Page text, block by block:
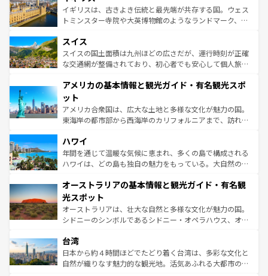
らに、パリ以外の地域にも魅力が溢れており、どの街角に
も豊かな歴史と文化が息づいている。パリ以外の個性あふ
を参照してほしい。
ルリンの文化的活気、バイエルン州のアルプスの絶景、そ
してライン川沿いのワイン畑といった風景は必見。ビール
は、お酒好きな人にはぜひ体験してほしい。 なお、新着の
ドイツ情報はコンテンツ一覧を参照してほしい。
イギリスは、古きよき伝統と最先端が共存する国。ウェス
トミンスター寺院や大英博物館のようなランドマーク、歴
リアごとに異なる魅力がある。また、優雅なアフタヌーン
ティー、ビール好きにはたまらない英国パブ、サッカー観
戦など、本場だからこそできる体験も豊富。イギリスを旅
ンツ一覧を参照してほしい。
スイス
スイスの国土面積は九州ほどの広さだが、運行時刻が正確
な交通網が整備されており、初心者でも安心して個人旅行
の建物がそのまま残る町や、スイスならではのユニークな
博物館もあり、アルプス観光だけでなく町歩きも満喫する
ことができる。国民の所得が高いため物価も高いが、旅行
者向けの交通パス提供のサービスもあり、うまく活用すれ
着のスイス情報は
アメリカの基本情報と観光ガイド・有名観光スポ
ット
アメリカ合衆国は、広大な土地と多様な文化が魅力の国。
東海岸の都市部から西海岸のカリフォルニアまで、訪れる
のような巨大都市は、観光、ショッピング、エンターテイ
ンメントが詰まった刺激的なスポットだ。一方、アメリカ
西部には大自然が広がり、グランドキャニオンやイエロー
部のニューオーリンズでは、音楽と美食が融合した独特の
文化が魅力。旅行者はアメリカの各地域で異なる魅力を楽
しみながら、その多様性と豊かな歴史を感じることができ
るだろう。車でのロードトリップや列車の旅も、アメリカ
情報は
ハワイ
年間を通じて温暖な気候に恵まれ、多くの島で構成される
ハワイは、どの島も独自の魅力をもっている。大自然の神
ワイ島は見逃せない。また、定番の観光地といえばオアフ
島だが、静かな自然を求めるならマウイ島やカウアイ島が
おすすめ。エメラルドグリーンに輝く海をはじめ、豊かな
文化や歴史が息づいている。「アロハスピリット」と呼ば
人々、おいしいローカルフードやハワイアンミュージッ
ク、伝統的なフラダンスなど、すべてがハワイの魅力を彩
っている。訪れるたびに新しい発見と感動が待っているハ
オーストラリアの基本情報と観光ガイド・有名観
光スポット
オーストラリアは、壮大な自然と多様な文化が魅力の国。
シドニーのシンボルであるシドニー・オペラハウス、オー
リアリーフや大陸中央部にそびえるウルル（エアーズロッ
ク）、タスマニアの美しい原生林やケアンズの熱帯雨林な
ど、見どころがたくさん。また、カフェやワイン、オージ
台湾
日本から約４時間ほどでたどり着く台湾は、多彩な文化と
自然が織りなす魅力的な観光地。活気あふれる大都市の台